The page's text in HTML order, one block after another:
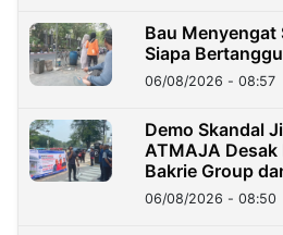
Bau Menyengat
Siapa
06/08/2026 - 08:57
Demo Skandal
ATMAJA Desak
Bakrie Group
06/08/2026 - 08:50